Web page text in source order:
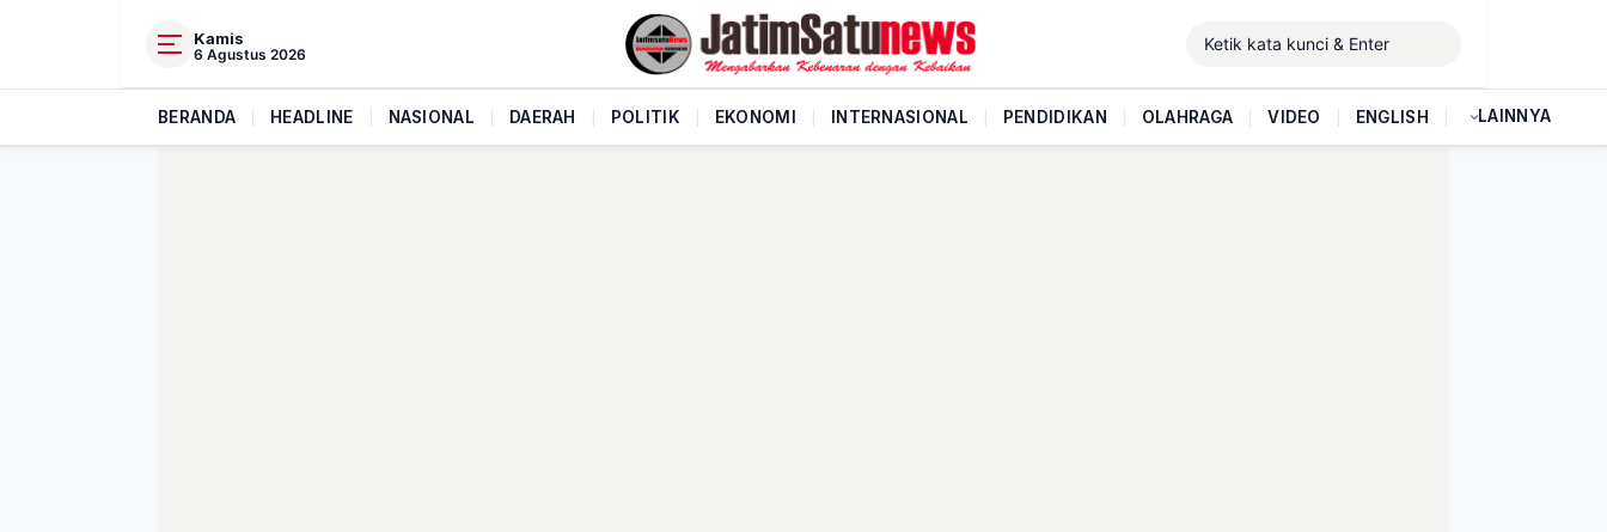
Kamis
6 Agustus 2026
BERANDA HEADLINE NASIONAL DAERAH POLITIK EKONOMI INTERNASIONAL PENDIDIKAN OLAHRAGA VIDEO ENGLISH LAINNYA